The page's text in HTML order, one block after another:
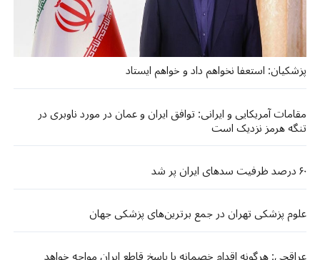
پزشکیان: استعفا نخواهم داد و خواهم ایستاد
مقامات آمریکایی و ایرانی: توافق ایران و عمان در مورد ناوبری در
تنگه هرمز نزدیک است
۶۰ درصد ظرفیت سدهای ایران پر شد
علوم پزشکی تهران در جمع برترین‌های پزشکی جهان